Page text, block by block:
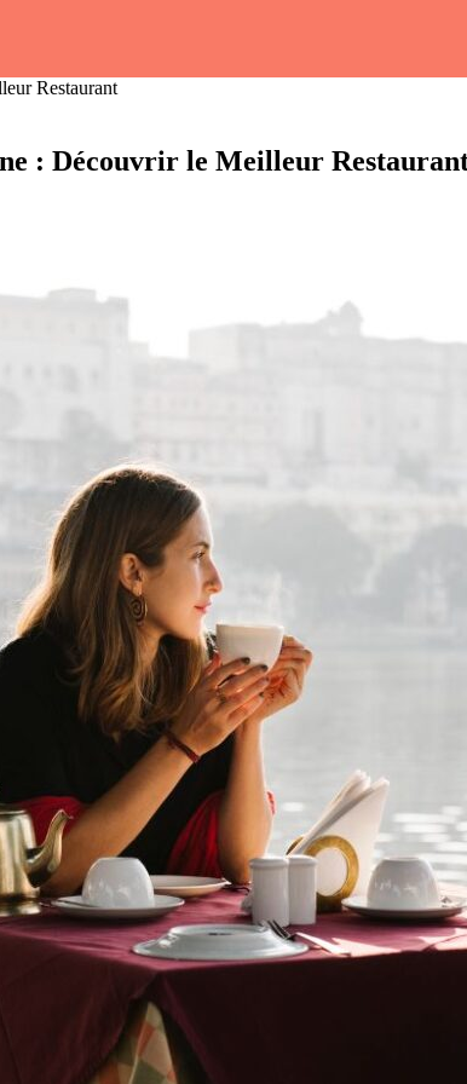
Restaurant
: Découvrir le Meilleur